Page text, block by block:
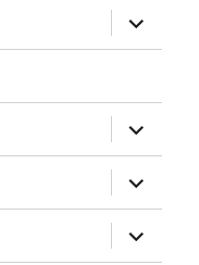
öffnen
öffnen
öffnen
öffnen